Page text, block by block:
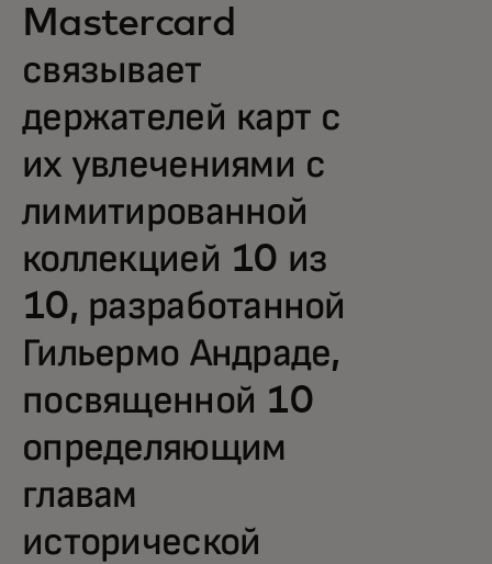
Mastercard
связывает
держателей карт с
их увлечениями с
лимитированной
коллекцией 10 из
10, разработанной
Гильермо Андраде,
посвященной 10
определяющим
главам
исторической